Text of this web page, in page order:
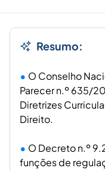
Resumo:
O Conselho
Parecer n.º 635/
Diretrizes
Direito.
O Decreto n.º
funções de